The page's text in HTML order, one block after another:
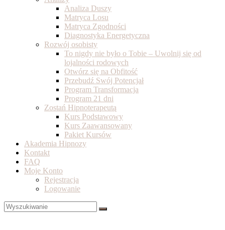
Analiza Duszy
Matryca Losu
Matryca Zgodności
Diagnostyka Energetyczna
Rozwój osobisty
To nigdy nie było o Tobie – Uwolnij się od
lojalności rodowych
Otwórz się na Obfitość
Przebudź Swój Potencjał
Program Transformacja
Program 21 dni
Zostań Hipnoterapeutą
Kurs Podstawowy
Kurs Zaawansowany
Pakiet Kursów
Akademia Hipnozy
Kontakt
FAQ
Moje Konto
Rejestracja
Logowanie